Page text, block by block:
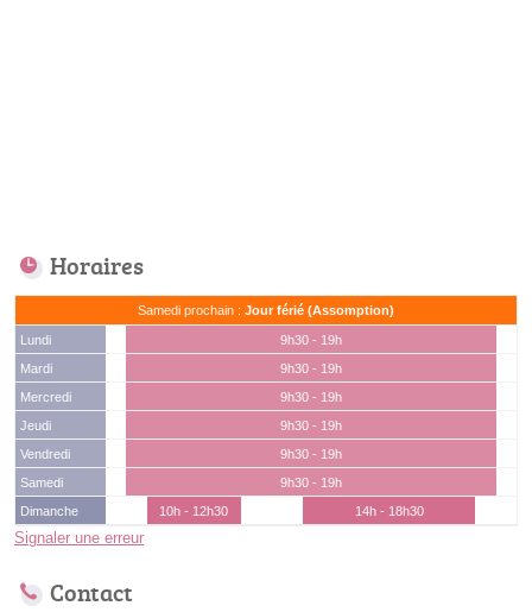
Horaires
Samedi prochain : Jour férié (Assomption)
Lundi
9h30 - 19h
Mardi
9h30 - 19h
Mercredi
9h30 - 19h
Jeudi
9h30 - 19h
Vendredi
9h30 - 19h
Samedi
9h30 - 19h
Dimanche
10h - 12h30 14h - 18h30
Signaler une erreur
Contact